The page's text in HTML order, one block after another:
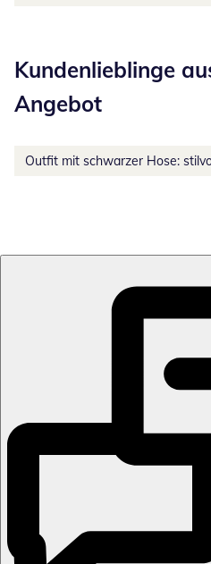
Kundenlieblinge
Angebot
Outfit mit schwarzer Hose: